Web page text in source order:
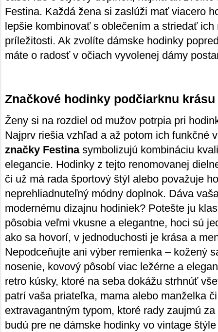
Festina. Každá žena si zaslúži mať viacero
lepšie kombinovať s oblečením a striedať
príležitosti. Ak zvolíte dámske hodinky
máte o radosť v očiach vyvolenej dámy
Značkové hodinky podčiarknu
Ženy si na rozdiel od mužov potrpia pri
Najprv riešia vzhľad a až potom ich funkčné
značky Festinasymbolizujú kombináciu
elegancie. Hodinky z tejto renomovanej
či už má rada športový štýl alebo považuje
neprehliadnuteľný módny doplnok. Dáva
modernému dizajnu hodiniek? Potešte ju
pôsobia veľmi vkusne a elegantne, hoci sú
ako sa hovorí, v jednoduchosti je krása a
Nepodceňujte ani výber remienka – kožený
nosenie, kovový pôsobí viac ležérne a
retro kúsky, ktoré na seba dokážu strhnúť
patrí vaša priateľka, mama alebo manželka
extravagantným typom, ktoré rady zaujmú
budú pre ne dámske hodinky vo vintage